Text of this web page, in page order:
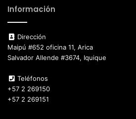
Información
Dirección
Maipú #652 oficina 11, Arica
Salvador Allende #3674, Iquique
Teléfonos
+57 2 269150
+57 2 269151